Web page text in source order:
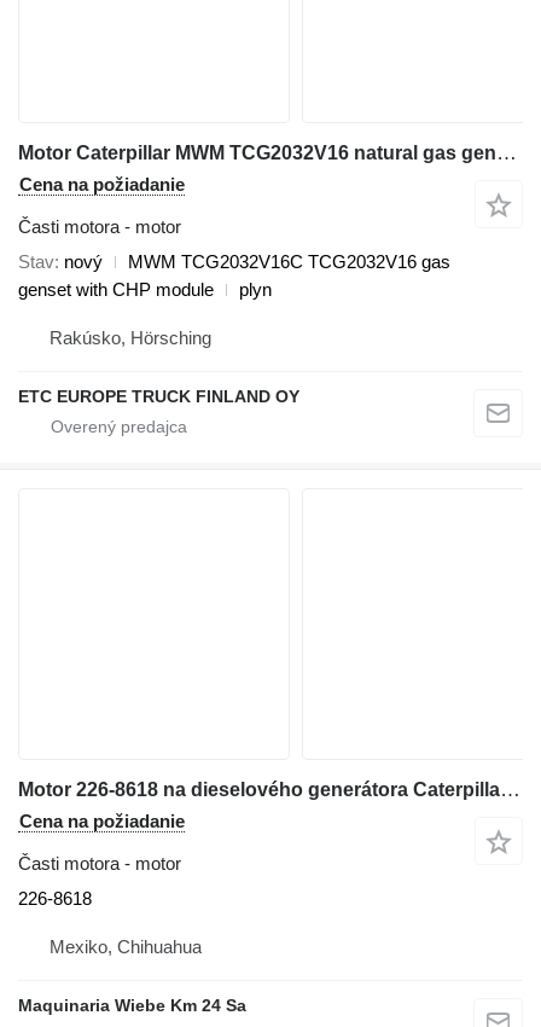
Motor Caterpillar MWM TCG2032V16 natural gas genset MWM TCG2032V16C na Deutz MWM TCG 2032 V16
Cena na požiadanie
Časti motora - motor
Stav nový
MWM TCG2032V16C TCG2032V16 gas
genset with CHP module
plyn
Rakúsko, Hörsching
ETC EUROPE TRUCK FINLAND OY
Motor 226-8618 na dieselového generátora Caterpillar C15
Cena na požiadanie
Časti motora - motor
226-8618
Mexiko, Chihuahua
Maquinaria Wiebe Km 24 Sa